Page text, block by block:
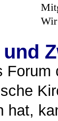
Wir
Forum
hat,